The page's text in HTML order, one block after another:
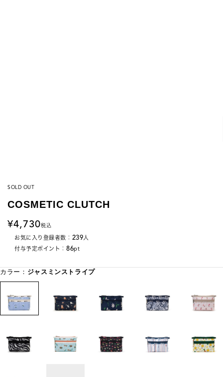
SOLD OUT
COSMETIC CLUTCH
4,730税込
お気に入り登録者数： 239人
付与予定ポイント： 86pt
カラー： ジャスミンストライプ